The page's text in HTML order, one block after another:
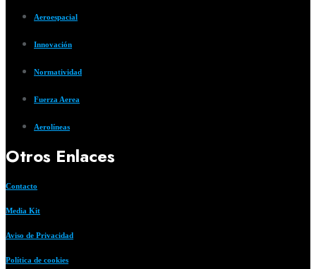
Aeroespacial
Innovación
Normatividad
Fuerza Aerea
Aerolíneas
Otros Enlaces
Contacto
Media Kit
Aviso de Privacidad
Política de cookies